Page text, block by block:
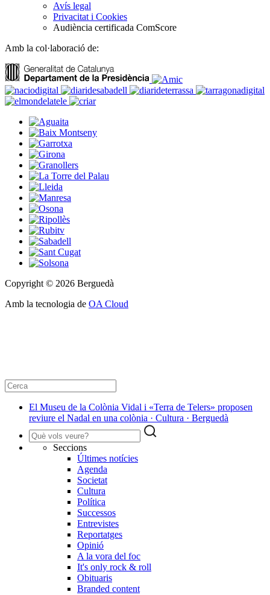
Avís legal
Privacitat i Cookies
Audiència certificada ComScore
Amb la col·laboració de:
Copyright © 2026 Berguedà
Amb la tecnologia de OA Cloud
El Museu de la Colònia Vidal i «Terra de Telers» proposen
reviure el Nadal en una colònia · Cultura · Berguedà
Seccions
Últimes notícies
Agenda
Societat
Cultura
Política
Successos
Entrevistes
Reportatges
Opinió
A la vora del foc
It's only rock & roll
Obituaris
Branded content